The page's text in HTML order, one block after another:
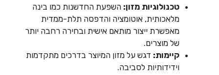
טכנולוגיות מזון: השפעת החדשנות כמו בינה
מלאכותית, אוטומציה והדפסה תלת-ממדית
מאפשרת ייצור מותאם אישית ובחירה רחבה יותר
של מוצרים.
קיימות: דגש על מזון המיוצר בדרכים מתקדמות
וידידותיות לסביבה.